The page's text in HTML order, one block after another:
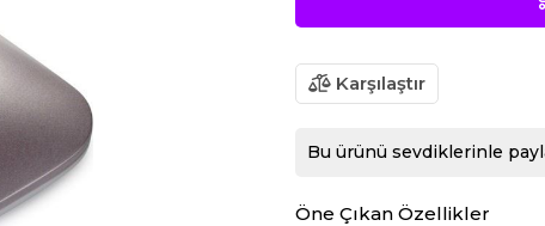
Karşılaştır
Bu ürünü sevdiklerinle
Öne Çıkan Özellikler